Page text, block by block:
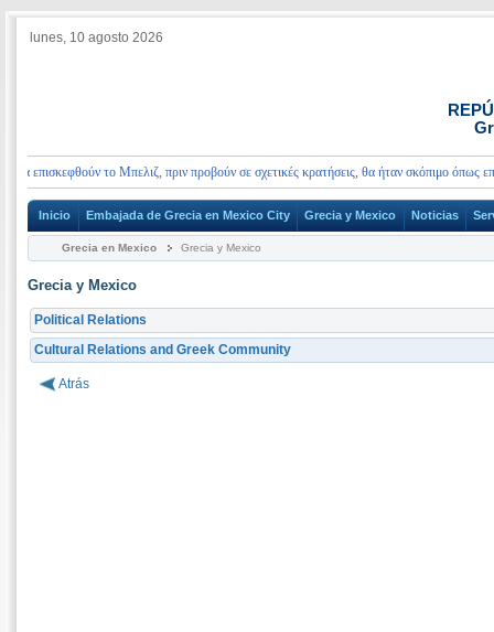
lunes, 10 agosto 2026
επισκεφθούν το Μπελιζ, πριν προβούν σε σχετικές κρατήσεις, θα ήταν σκόπιμο όπως
Inicio Embajada de Grecia en Mexico City Grecia y Mexico Noticias
Grecia en Mexico Grecia y Mexico
Grecia y Mexico
Political Relations
Cultural Relations and Greek Community
Atrás